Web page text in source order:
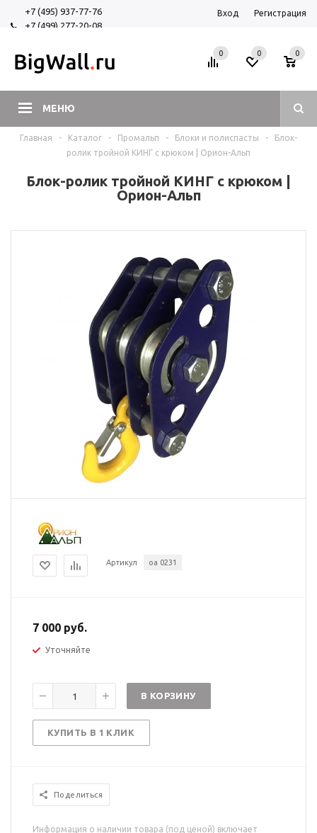
+7 (495) 937-77-76
+7 (499) 277-20-08
Вход Регистрация
МЕНЮ
0 0
0
Главная - Каталог - Промальп - Блоки и полиспасты -
Блок-
ролик тройной КИНГ с крюком | Орион-Альп
Блок-ролик тройной КИНГ с крюком |
Орион-Альп
Артикул оа 0231
7 000 руб.
Уточняйте
В КОРЗИНУ
КУПИТЬ В 1 КЛИК
Поделиться
Информация о наличии товара (под ценой) включает